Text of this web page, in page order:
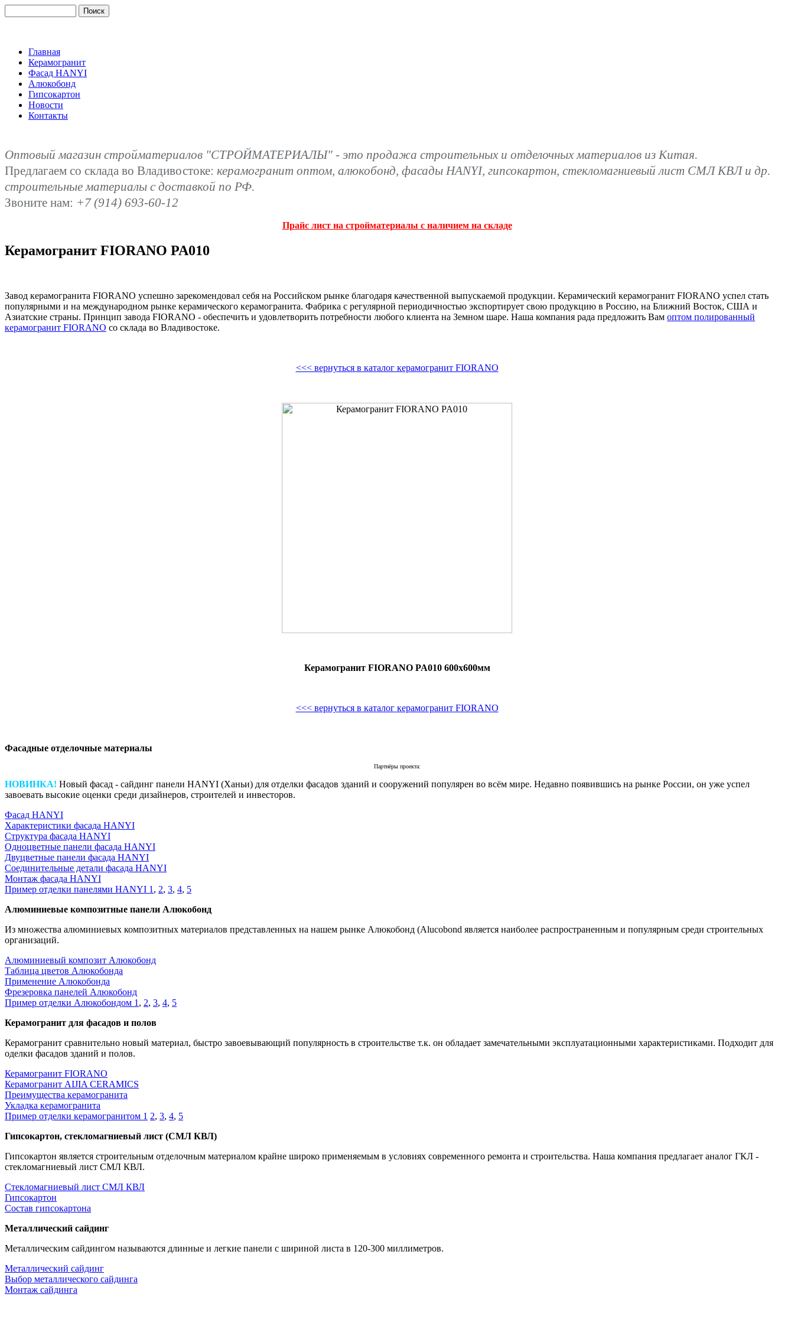
Главная
Керамогранит
Фасад HANYI
Алюкобонд
Гипсокартон
Новости
Контакты
Оптовый магазин стройматериалов "СТРОЙМАТЕРИАЛЫ" - это продажа строительных и отделочных материалов из Китая.
Предлагаем со склада во Владивостоке: керамогранит оптом, алюкобонд, фасады HANYI, гипсокартон, стекломагниевый лист СМЛ КВЛ и др.
строительные материалы с доставкой по РФ.
Звоните нам: +7 (914) 693-60-12
Прайс лист на стройматериалы с наличием на складе
Керамогранит FIORANO PA010
Завод керамогранита FIORANO успешно зарекомендовал себя на Российском рынке благодаря качественной выпускаемой продукции. Керамический керамогранит FIORANO успел стать
популярными и на международном рынке керамического керамогранита. Фабрика с регулярной периодичностью экспортирует свою продукцию в Россию, на Ближний Восток, США и
Азиатские страны. Принцип завода FIORANO - обеспечить и удовлетворить потребности любого клиента на Земном шаре. Наша компания рада предложить Вам оптом полированный
керамогранит FIORANO со склада во Владивостоке.
<<< вернуться в каталог керамогранит FIORANO
Керамогранит FIORANO PA010 600х600мм
<<< вернуться в каталог керамогранит FIORANO
Фасадные отделочные материалы
Партнёры проекта:
НОВИНКА! Новый фасад - сайдинг панели HANYI (Ханьи) для отделки фасадов зданий и сооружений популярен во всём мире. Недавно появившись на рынке России, он уже успел
завоевать высокие оценки среди дизайнеров, строителей и инвесторов.
Фасад HANYI
Характеристики фасада HANYI
Структура фасада HANYI
Одноцветные панели фасада HANYI
Двуцветные панели фасада HANYI
Соединительные детали фасада HANYI
Монтаж фасада HANYI
Пример отделки панелями HANYI 1 , 2, 3, 4, 5
Алюминиевые композитные панели Алюкобонд
Из множества алюминиевых композитных материалов представленных на нашем рынке Алюкобонд (Alucobond является наиболее распространенным и популярным среди строительных
организаций.
Алюминиевый композит Алюкобонд
Таблица цветов Алюкобонда
Применение Алюкобонда
Фрезеровка панелей Алюкобонд
Пример отделки Алюкобондом 1 , 2, 3, 4, 5
Керамогранит для фасадов и полов
Керамогранит сравнительно новый материал, быстро завоевывающий популярность в строительстве т.к. он обладает замечательными эксплуатационными характеристиками. Подходит для
оделки фасадов зданий и полов.
Керамогранит FIORANO
Керамогранит AIJIA CERAMICS
Преимущества керамогранита
Укладка керамогранита
Пример отделки керамогранитом 1 2, 3, 4, 5
Гипсокартон, стекломагниевый лист (СМЛ КВЛ)
Гипсокартон является строительным отделочным материалом крайне широко применяемым в условиях современного ремонта и строительства. Наша компания предлагает аналог ГКЛ -
стекломагниевый лист СМЛ КВЛ.
Стекломагниевый лист СМЛ КВЛ
Гипсокартон
Состав гипсокартона
Металлический сайдинг
Металлическим сайдингом называются длинные и легкие панели с шириной листа в 120-300 миллиметров.
Металлический сайдинг
Выбор металлического сайдинга
Монтаж сайдинга